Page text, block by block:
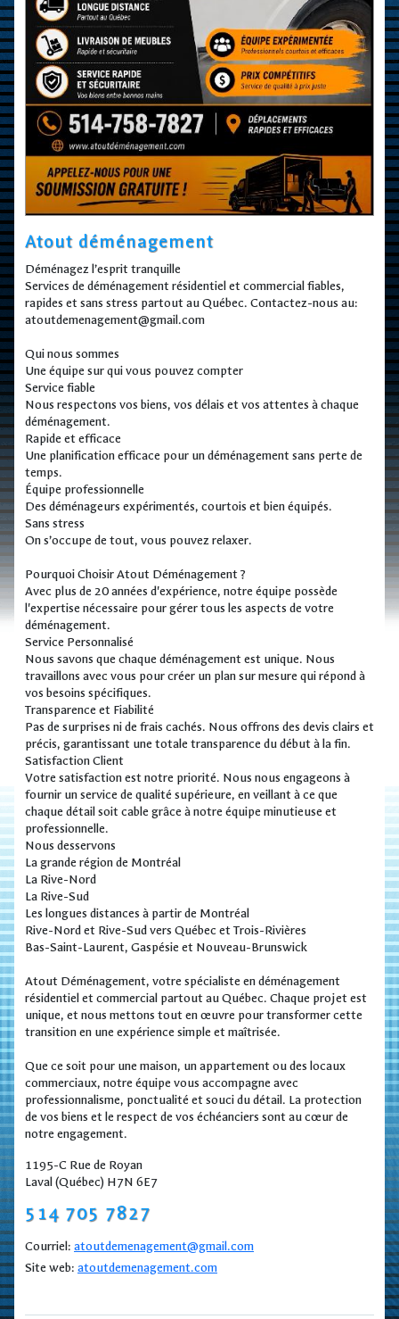
Atout déménagement
Déménagez l’esprit tranquille
Services de déménagement résidentiel et commercial fiables,
rapides et sans stress partout au Québec. Contactez-nous au:
atoutdemenagement@gmail.com
Qui nous sommes
Une équipe sur qui vous pouvez compter
Service fiable
Nous respectons vos biens, vos délais et vos attentes à chaque
déménagement.
Rapide et efficace
Une planification efficace pour un déménagement sans perte de
temps.
Équipe professionnelle
Des déménageurs expérimentés, courtois et bien équipés.
Sans stress
On s’occupe de tout, vous pouvez relaxer.
Pourquoi Choisir Atout Déménagement ?
Avec plus de 20 années d'expérience, notre équipe possède
l'expertise nécessaire pour gérer tous les aspects de votre
déménagement.
Service Personnalisé
Nous savons que chaque déménagement est unique. Nous
travaillons avec vous pour créer un plan sur mesure qui répond à
vos besoins spécifiques.
Transparence et Fiabilité
Pas de surprises ni de frais cachés. Nous offrons des devis clairs et
précis, garantissant une totale transparence du début à la fin.
Satisfaction Client
Votre satisfaction est notre priorité. Nous nous engageons à
fournir un service de qualité supérieure, en veillant à ce que
chaque détail soit cable grâce à notre équipe minutieuse et
professionnelle.
Nous desservons
La grande région de Montréal
La Rive-Nord
La Rive-Sud
Les longues distances à partir de Montréal
Rive-Nord et Rive-Sud vers Québec et Trois-Rivières
Bas-Saint-Laurent, Gaspésie et Nouveau-Brunswick
Atout Déménagement, votre spécialiste en déménagement
résidentiel et commercial partout au Québec. Chaque projet est
unique, et nous mettons tout en œuvre pour transformer cette
transition en une expérience simple et maîtrisée.
Que ce soit pour une maison, un appartement ou des locaux
commerciaux, notre équipe vous accompagne avec
professionnalisme, ponctualité et souci du détail. La protection
de vos biens et le respect de vos échéanciers sont au cœur de
notre engagement.
1195-C Rue de Royan
Laval (Québec) H7N 6E7
514 705 7827
Courriel: atoutdemenagement@gmail.com
Site web: atoutdemenagement.com